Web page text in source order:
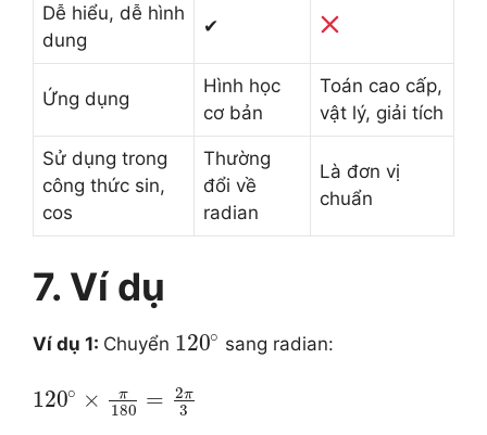
Dễ hiểu, dễ hình
dung
✔
Ứng dụng
Hình học
cơ bản
Toán cao cấp,
vật lý, giải tích
Sử dụng trong
công thức sin,
cos
Thường
đổi về
radian
Là đơn vị
chuẩn
7. Ví dụ
Ví dụ 1: Chuyển 120∘ sang radian:
120∘ × π
180 = 2π
3